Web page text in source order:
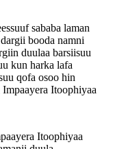
sababa laman
booda namni
duulaa barsiisuu
kun harka lafa
qofa osoo hin
Itoophiyaa
Itoophiyaa